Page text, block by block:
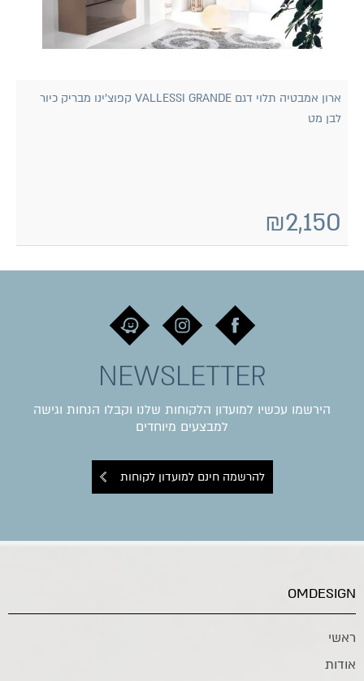
ארון אמבטיה תלוי דגם VALLESSI GRANDE קפוצ'ינו מבריק כיור
לבן מט
₪2,150
NEWSLETTER
הירשמו עכשיו למועדון הלקוחות שלנו וקבלו הנחות וגישה
למבצעים מיוחדים
להרשמה חינם למועדון לקוחות
OMDESIGN
ראשי
אודות